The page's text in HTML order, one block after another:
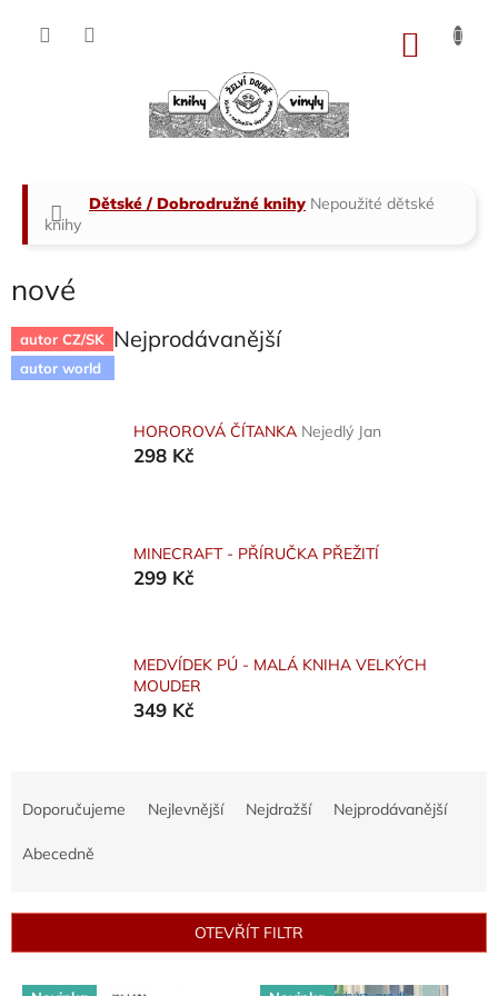
Domů
Dětské / Dobrodružné knihy Nepoužité dětské
knihy
nové
autor CZ/SK
autor world
Nejprodávanější
HOROROVÁ ČÍTANKA Nejedlý Jan
298 Kč
MINECRAFT - PŘÍRUČKA PŘEŽITÍ
299 Kč
MEDVÍDEK PÚ - MALÁ KNIHA VELKÝCH
MOUDER
349 Kč
r
Doporučujeme Nejlevnější Nejdražší Nejprodávanější
Abecedně
OTEVŘÍT FILTR
V